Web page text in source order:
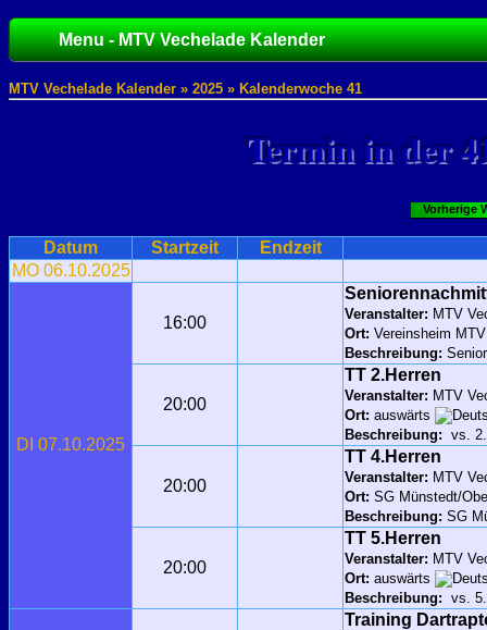
Menu - MTV Vechelade Kalender
MTV Vechelade Kalender » 2025 » Kalenderwoche 41
Termin in der
Vorherige
Datum Startzeit
Endzeit
MO 06.10.2025
DI 07.10.2025
16:00 Veranstalter: MTV
Ort: Vereinsheim
Beschreibung:
20:00
TT 2.Herren
Veranstalter: MTV
Ort: auswärts
Beschreibung: vs.
20:00
TT 4.Herren
Veranstalter: MTV
Ort: SG Münstedt/
Beschreibung: SG
20:00
TT 5.Herren
Veranstalter: MTV
Ort: auswärts
Beschreibung: vs.
Training